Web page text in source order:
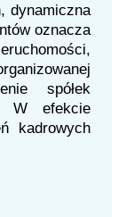
dynamiczna
oznacza
spółek
W efekcie
kadrowych